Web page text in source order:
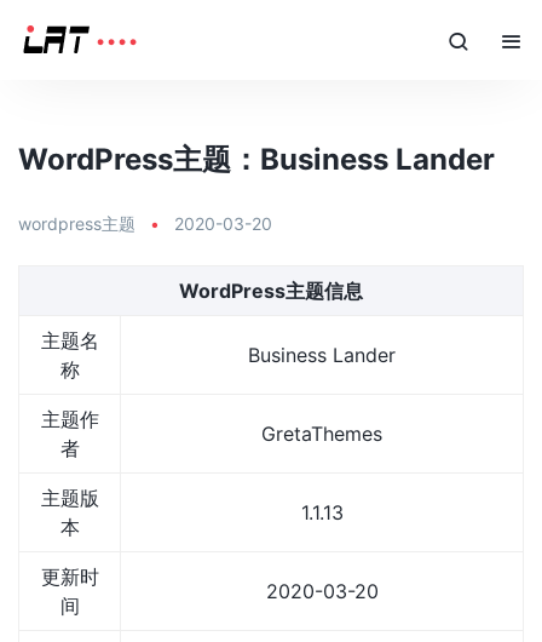
WordPress主题：Business Lander
wordpress主题 • 2020-03-20
WordPress主题信息
主题名
称
Business Lander
主题作
者
GretaThemes
主题版
本
1.1.13
更新时
间
2020-03-20